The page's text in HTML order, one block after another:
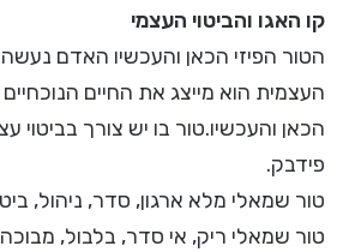
קו האגו והביטוי העצמי
הטור הפיזי הכאן והעכשיו האדם
העצמית הוא מייצג את החיים
הכאן והעכשיו.טור בו יש צורך בביטוי
פידבק.
טור שמאלי מלא ארגון, סדר, ניהול,
טור שמאלי ריק, אי סדר, בלבול,